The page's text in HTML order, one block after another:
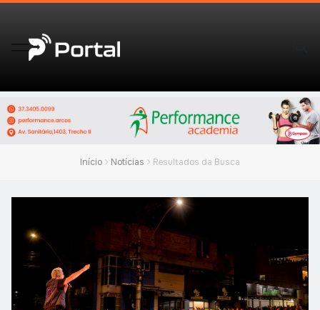
Início Notícias Resultados da Busca